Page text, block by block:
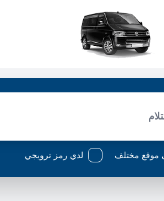
موقع مختلف لدي رمز ترويجي